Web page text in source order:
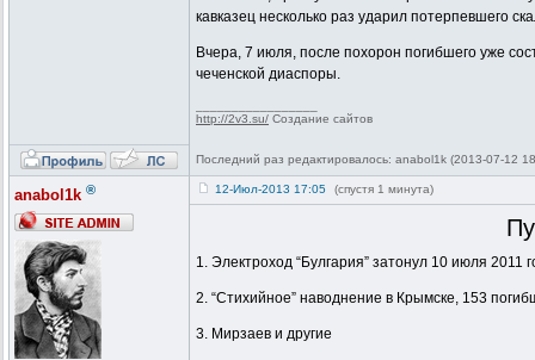
кавказец несколько раз ударил потерпевшего
Вчера, 7 июля, после похорон погибшего уже
чеченской диаспоры.
http://2v3.su/ Создание сайтов
Последний раз редактировалось: anabol1k (2013-07-12
anabol1k ® 12-Июл-2013 17:05 (спустя 1 минута)
1. Электроход “Булгария” затонул 10 июля
2. “Стихийное” наводнение в Крымске, 153
3. Мирзаев и другие